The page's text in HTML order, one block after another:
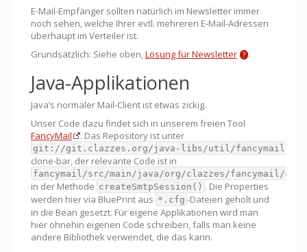
E-Mail-Empfänger sollten natürlich im Newsletter immer
noch sehen, welche Ihrer evtl. mehreren E-Mail-Adressen
überhaupt im Verteiler ist.
Grundsätzlich: Siehe oben,Lösung für Newsletter .
Java-Applikationen
Java’s normaler Mail-Client ist etwas zickig.
Unser Code dazu findet sich in unserem freien Tool
FancyMail
. Das Repository ist unter
git://git.clazzes.org/java-libs/util/fancymail-
clone-bar, der relevante Code ist in
fancymail/src/main/java/org/clazzes/fancymail/
in der Methode createSmtpSession() . Die Properties
werden hier via BluePrint aus *.cfg -Dateien geholt und
in die Bean gesetzt. Für eigene Applikationen wird man
hier ohnehin eigenen Code schreiben, falls man keine
andere Bibliothek verwendet, die das kann.